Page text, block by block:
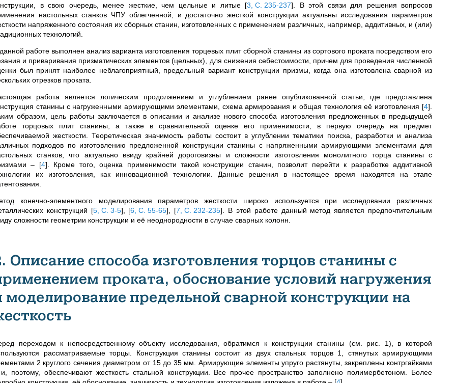
в свою очередь, менее жесткие, чем цельные и литые [3, С. 235-237] . В этой связи для решения вопросов
настольных станков ЧПУ облегченной, и достаточно жесткой конструкции актуальны исследования параметров
напряженного состояния их сборных станин, изготовленных с применением различных, например, аддитивных, и (или)
технологий.
работе выполнен анализ варианта изготовления торцевых плит сборной станины из сортового проката посредством его
и приваривания призматических элементов (цельных), для снижения себестоимости, причем для проведения численной
был принят наиболее неблагоприятный, предельный вариант конструкции призмы, когда она изготовлена сварной из
отрезков проката.
работа является логическим продолжением и углублением ранее опубликованной статьи, где представлена
станины с нагруженными армирующими элементами, схема армирования и общая технология её изготовления [4]
образом, цель работы заключается в описании и анализе нового способа изготовления предложенных в предыдущей
торцовых плит станины, а также в сравнительной оценке его применимости, в первую очередь на предмет
жесткости. Теоретическая значимость работы состоит в углублении тематики поиска, разработки и анализа
подходов по изготовлению предложенной конструкции станины с напряженными армирующими элементами для
станков, что актуально ввиду крайней дороговизны и сложности изготовления монолитного торца станины с
– [4] . Кроме того, оценка применимости такой конструкции станин, позволит перейти к разработке аддитивной
их изготовления, как инновационной технологии. Данные решения в настоящее время находятся на этапе
конечно-элементного моделирования параметров жесткости широко используется при исследовании различных
конструкций [5, С. 3-5] [6, С. 55-65] [7, С. 232-235] . В этой работе данный метод является предпочтительным
сложности геометрии конструкции и её неоднородности в случае сварных колонн.
Описание способа изготовления торцов станины с
проката, обоснование условий нагружения
моделирование предельной сварной конструкции на
переходом к непосредственному объекту исследования, обратимся к конструкции станины (см. рис. 1), в которой
рассматриваемые торцы. Конструкция станины состоит из двух стальных торцов 1, стянутых армирующими
2 круглого сечения диаметром от 15 до 35 мм. Армирующие элементы упруго растянуты, закреплены контргайками
поэтому, обеспечивают жесткость стальной конструкции. Все прочее пространство заполнено полимербетоном. Более